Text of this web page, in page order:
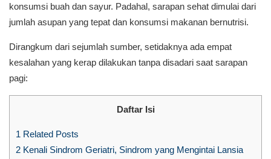
konsumsi buah dan sayur. Padahal, sarapan sehat dimulai dari
jumlah asupan yang tepat dan konsumsi makanan bernutrisi.
Dirangkum dari sejumlah sumber, setidaknya ada empat
kesalahan yang kerap dilakukan tanpa disadari saat sarapan
pagi:
Daftar Isi
1 Related Posts
2 Kenali Sindrom Geriatri, Sindrom yang Mengintai Lansia